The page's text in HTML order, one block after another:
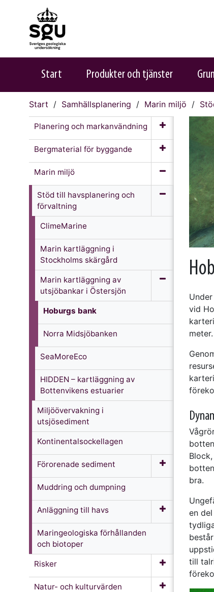
Start Produkter och tjänster
Start Samhällsplanering Marin miljö
Planering och markanvändning
Bergmaterial för byggande
Marin miljö
Stöd till havsplanering och
förvaltning
ClimeMarine
Marin kartläggning i
Stockholms skärgård
Marin kartläggning av
utsjöbankar i Östersjön
Hoburgs bank
Norra Midsjöbanken
SeaMoreEco
HIDDEN – kartläggning av
Bottenvikens estuarier
Miljöövervakning i
utsjösediment
Kontinental­sockellagen
Förorenade sediment
Muddring och dumpning
Anläggning till havs
Maringeologiska förhållanden
och biotoper
Risker
Natur- och kulturvärden
vid
meter.
bra.
en
till